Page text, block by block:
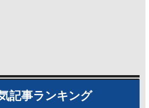
記事ランキング